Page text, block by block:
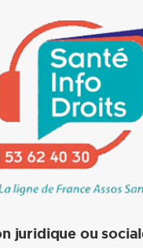
juridique ou